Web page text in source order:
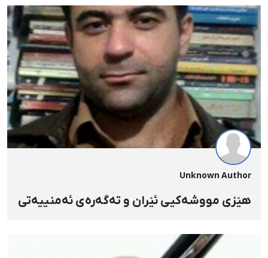
Unknown Author
هێزی مووشەکیی ئێران و تەگەرەی ئەمنییەتی